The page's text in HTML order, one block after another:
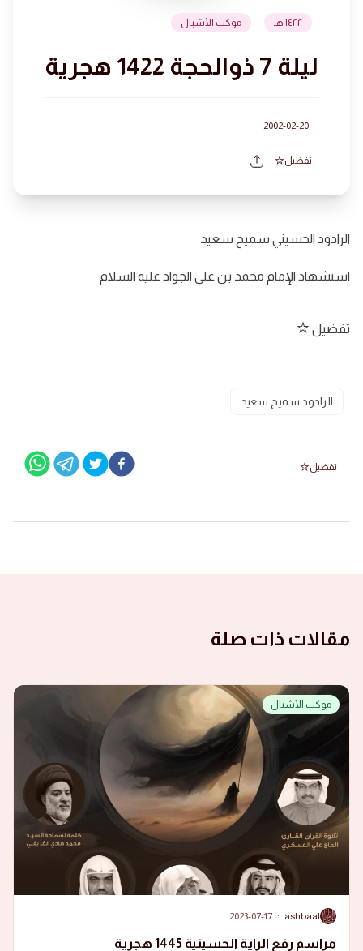
١٤٢٢ هـ موكب الأشبال
ليلة 7 ذوالحجة 1422 هجرية
2002-02-20
تفضيل
الرادود الحسيني سميح سعيد
استشهاد الإمام محمد بن علي الجواد عليه السلام
تفضيل
الرادود سميح سعيد
تفضيل
مقالات ذات صلة
موكب الأشبال
A
ashbaal
·
2023-07-17
مراسم رفع الراية الحسينية 1445 هجرية